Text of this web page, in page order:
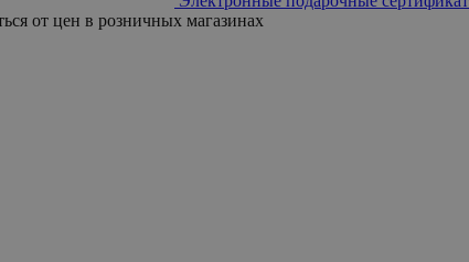
от цен в розничных магазинах